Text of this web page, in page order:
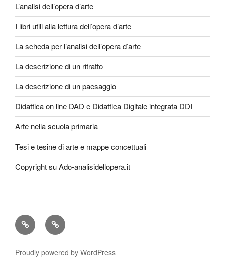
L’analisi dell’opera d’arte
I libri utili alla lettura dell’opera d’arte
La scheda per l’analisi dell’opera d’arte
La descrizione di un ritratto
La descrizione di un paesaggio
Didattica on line DAD e Didattica Digitale integrata DDI
Arte nella scuola primaria
Tesi e tesine di arte e mappe concettuali
Copyright su Ado-analisidellopera.it
Privacy
Policy
Cookie
Poicy
Proudly powered by WordPress